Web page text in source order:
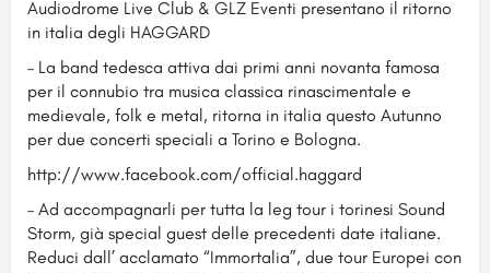
Audiodrome Live Club & GLZ Eventi presentano il ritorno
in italia degli HAGGARD
– La band tedesca attiva dai primi anni novanta famosa
per il connubio tra musica classica rinascimentale e
medievale, folk e metal, ritorna in italia questo Autunno
per due concerti speciali a Torino e Bologna.
http://www.facebook.com/official.haggard
– Ad accompagnarli per tutta la leg tour i torinesi Sound
Storm, già special guest delle precedenti date italiane.
Reduci dall’ acclamato “Immortalia”, due tour Europei con